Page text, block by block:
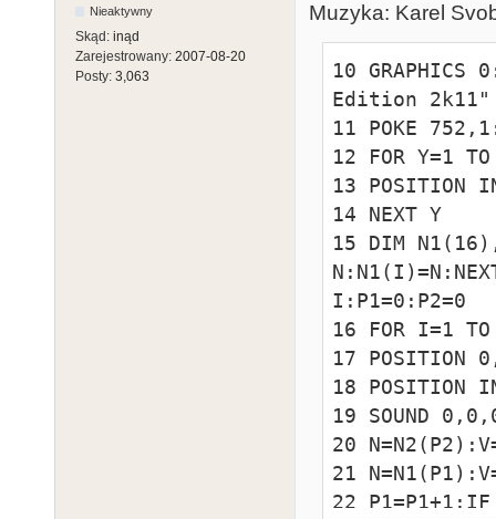
Nieaktywny
Skąd: inąd
Zarejestrowany: 2007-08-20
Posty: 3,063
Muzyka: Karel
10
Edition 2k11"
11 POKE
12 FOR Y=1
13 POSITION
14 NEXT Y
15 DIM
I:P1=0:P2=0
16 FOR I=1
17 POSITION
18 POSITION
19 SOUND
20
21
22 P1=P1+1:IF